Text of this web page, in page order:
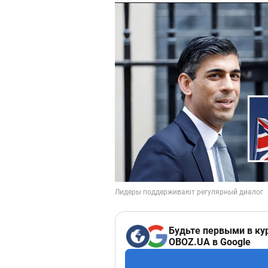
Будьте первыми в
OBOZ.UA в Google